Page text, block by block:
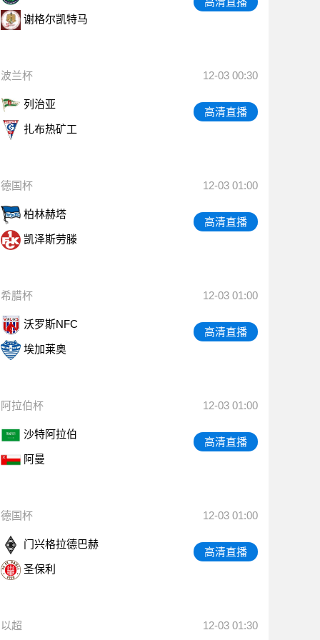
谢格尔凯特马
波兰杯 12-03 00:30
列治亚
扎布热矿工
高清直播
德国杯 12-03 01:00
柏林赫塔
凯泽斯劳滕
高清直播
希腊杯 12-03 01:00
沃罗斯NFC
埃加莱奥
高清直播
阿拉伯杯 12-03 01:00
沙特阿拉伯
阿曼
高清直播
德国杯 12-03 01:00
门兴格拉德巴赫
圣保利
高清直播
以超 12-03 01:30